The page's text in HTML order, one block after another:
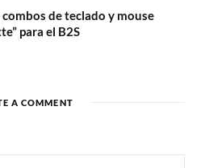
combos de teclado y mouse
para el B2S
A COMMENT